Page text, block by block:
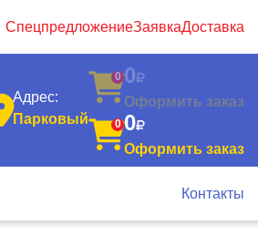
СпецпредложениеЗаявкаДоставка
Адрес:
Парковый
0 0
Оформить заказ
0 0
Оформить заказ
Контакты